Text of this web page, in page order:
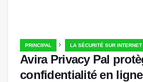
PRINCIPAL › LA SÉCURITÉ SUR
Avira Privacy Pal
confidentialité en